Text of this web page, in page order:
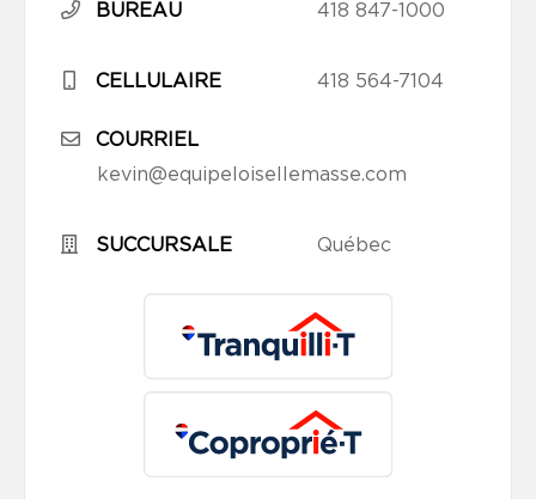
BUREAU 418 847-1000
CELLULAIRE 418 564-7104
COURRIEL
kevin@equipeloisellemasse.com
SUCCURSALE Québec